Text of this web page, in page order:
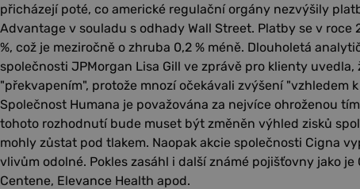
přicházejí poté, co americké regulační orgány nezvýšily
Advantage v souladu s odhady Wall Street. Platby se v roce
%, což je meziročně o zhruba 0,2 % méně. Dlouholetá
společnosti JPMorgan Lisa Gill ve zprávě pro klienty
"překvapením", protože mnozí očekávali zvýšení "vzhledem
Společnost Humana je považována za nejvíce ohroženou
tohoto rozhodnutí bude muset být změněn výhled zisků
mohly zůstat pod tlakem. Naopak akcie společnosti Cigna
vlivům odolné. Pokles zasáhl i další známé pojišťovny jako je
Centene, Elevance Health apod.